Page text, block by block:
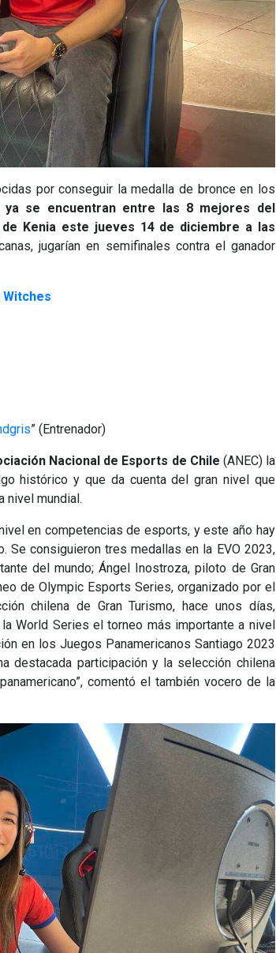
por conseguir la medalla de bronce en los
se encuentran entre las 8 mejores del
Kenia este jueves 14 de diciembre a las
jugarían en semifinales contra el ganador
” (Entrenador)
Nacional de Esports de Chile (ANEC) la
histórico y que da cuenta del gran nivel que
nivel mundial.
en competencias de esports, y este año hay
Se consiguieron tres medallas en la EVO 2023,
del mundo; Ángel Inostroza, piloto de Gran
de Olympic Esports Series, organizado por el
chilena de Gran Turismo, hace unos días,
World Series el torneo más importante a nivel
en los Juegos Panamericanos Santiago 2023
destacada participación y la selección chilena
comentó el también vocero de la